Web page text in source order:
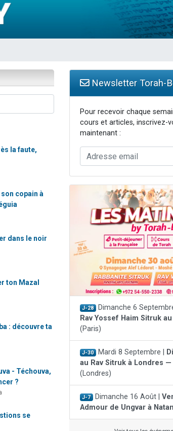
Pour les Enfants
la faute,
copain à
dans le noir
ton Mazal
: découvre ta
- Téchouva,
?
se
Newsletter Torah-
Pour recevoir chaque
cours et articles, inscrivez-
maintenant :
J-28 Dimanche 6
Rav Yossef Haim Sitruk
(Paris)
J-30 Mardi 8 Septembre |
au Rav Sitruk à Londres —
(Londres)
J-7 Dimanche 16 Août |
Admour de Ungvar à